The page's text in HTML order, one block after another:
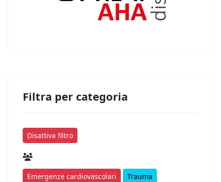
Filtra per categoria
Disattiva filtro
Emergenze cardiovascolari
Trauma